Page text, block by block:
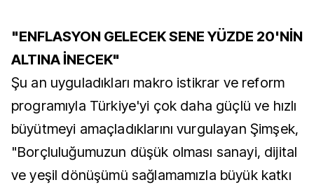
"ENFLASYON GELECEK SENE YÜZDE 20'NİN
ALTINA İNECEK"
Şu an uyguladıkları makro istikrar ve reform
programıyla Türkiye'yi çok daha güçlü ve hızlı
büyütmeyi amaçladıklarını vurgulayan Şimşek,
"Borçluluğumuzun düşük olması sanayi, dijital
ve yeşil dönüşümü sağlamamızla büyük katkı